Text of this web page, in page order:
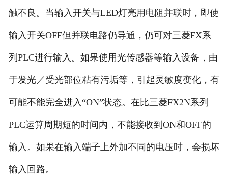
触不良。当输入开关与LED灯亮用电阻并联时，即使
输入开关OFF但并联电路仍导通，仍可对三菱FX系
列PLC进行输入。如果使用光传感器等输入设备，由
于发光／受光部位粘有污垢等，引起灵敏度变化，有
可能不能完全进入“ON”状态。在比三菱FX2N系列
PLC运算周期短的时间内，不能接收到ON和OFF的
输入。如果在输入端子上外加不同的电压时，会损坏
输入回路。